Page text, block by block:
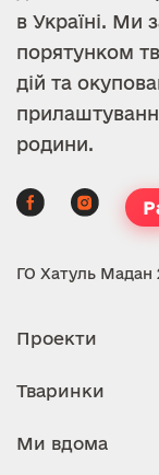
в Україні. Ми
порятунком
дій та
родини.
ГО Хатуль Мадан
Проекти
Тваринки
Ми вдома